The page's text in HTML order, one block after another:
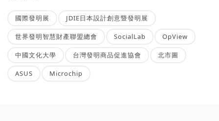
國際發明展 JDIE日本設計創意暨發明展
世界發明智慧財產聯盟總會 SocialLab OpView
中國文化大學 台灣發明商品促進協會 北市圖
ASUS Microchip